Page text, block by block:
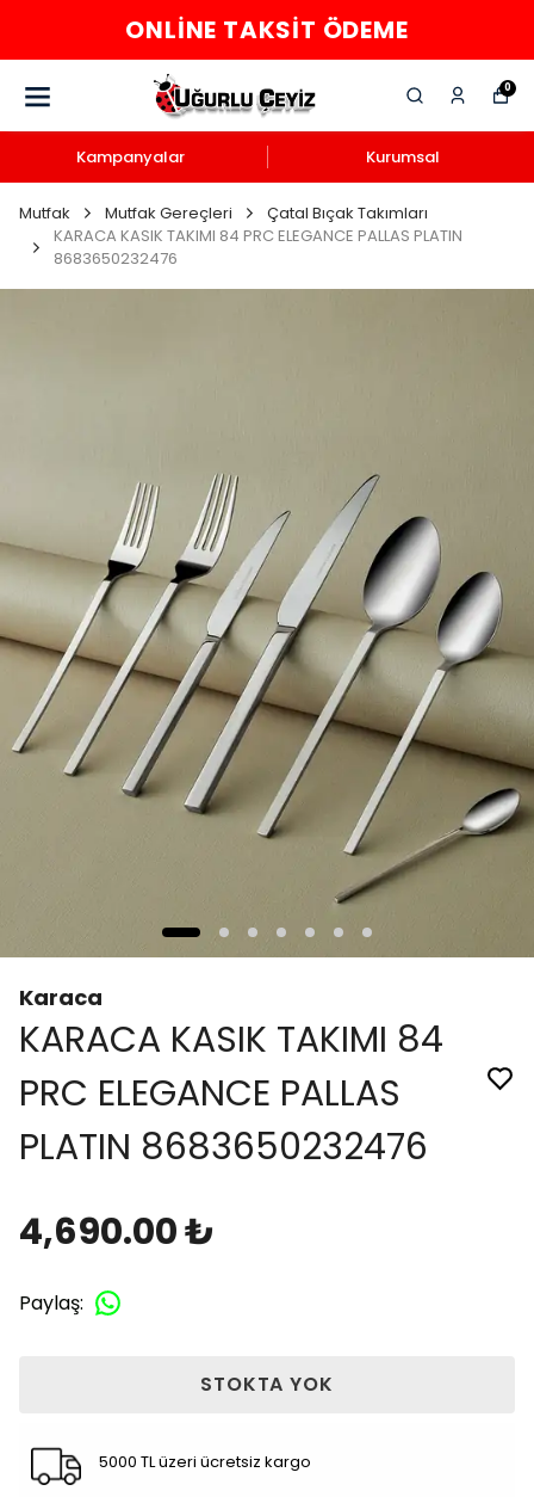
ONLINE TAKSIT ÖDEME
0
Kampanyalar Kurumsal
Mutfak Mutfak Gereçleri
Çatal Bıçak Takımları
KARACA KASIK TAKIMI 84 PRC ELEGANCE PALLAS PLATIN
8683650232476
Karaca
KARACA KASIK TAKIMI 84
PRC ELEGANCE PALLAS
PLATIN 8683650232476
4,690.00 ₺
Paylaş:
STOKTA YOK
5000 TL üzeri ücretsiz kargo